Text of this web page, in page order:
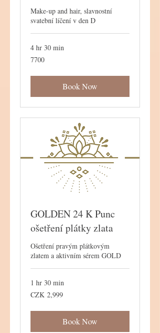
Make-up and hair, slavnostní
svatební líčení v den D
4 hr 30 min
7700
7700
Book Now
GOLDEN 24 K Punc
ošetření plátky zlata
Ošetření pravým plátkovým
zlatem a aktivním sérem GOLD
1 hr 30 min
2,999
Czech
CZK 2,999
Book Now